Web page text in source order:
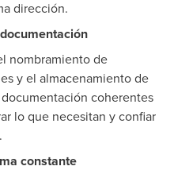
dirección.
nombramiento de
y el almacenamiento de
coherentes
lo que necesitan y confiar
constante